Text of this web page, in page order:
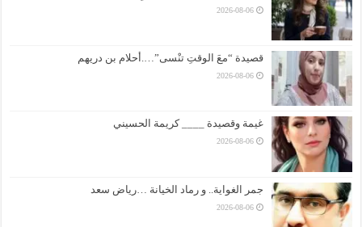
2026-08-06
قصيدة “معَ الوقتِ تنْسى”….أحلام بن دريهم
2026-08-06
غيمة وقصيدة ____ كريمة الحسيني
2026-08-06
جمر الغواية.. و رماد الخيانة …رياض سعد
2026-08-06